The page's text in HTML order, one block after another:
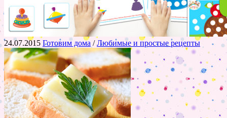
24.07.2015 Готовим дома /Любимые и простые рецепты